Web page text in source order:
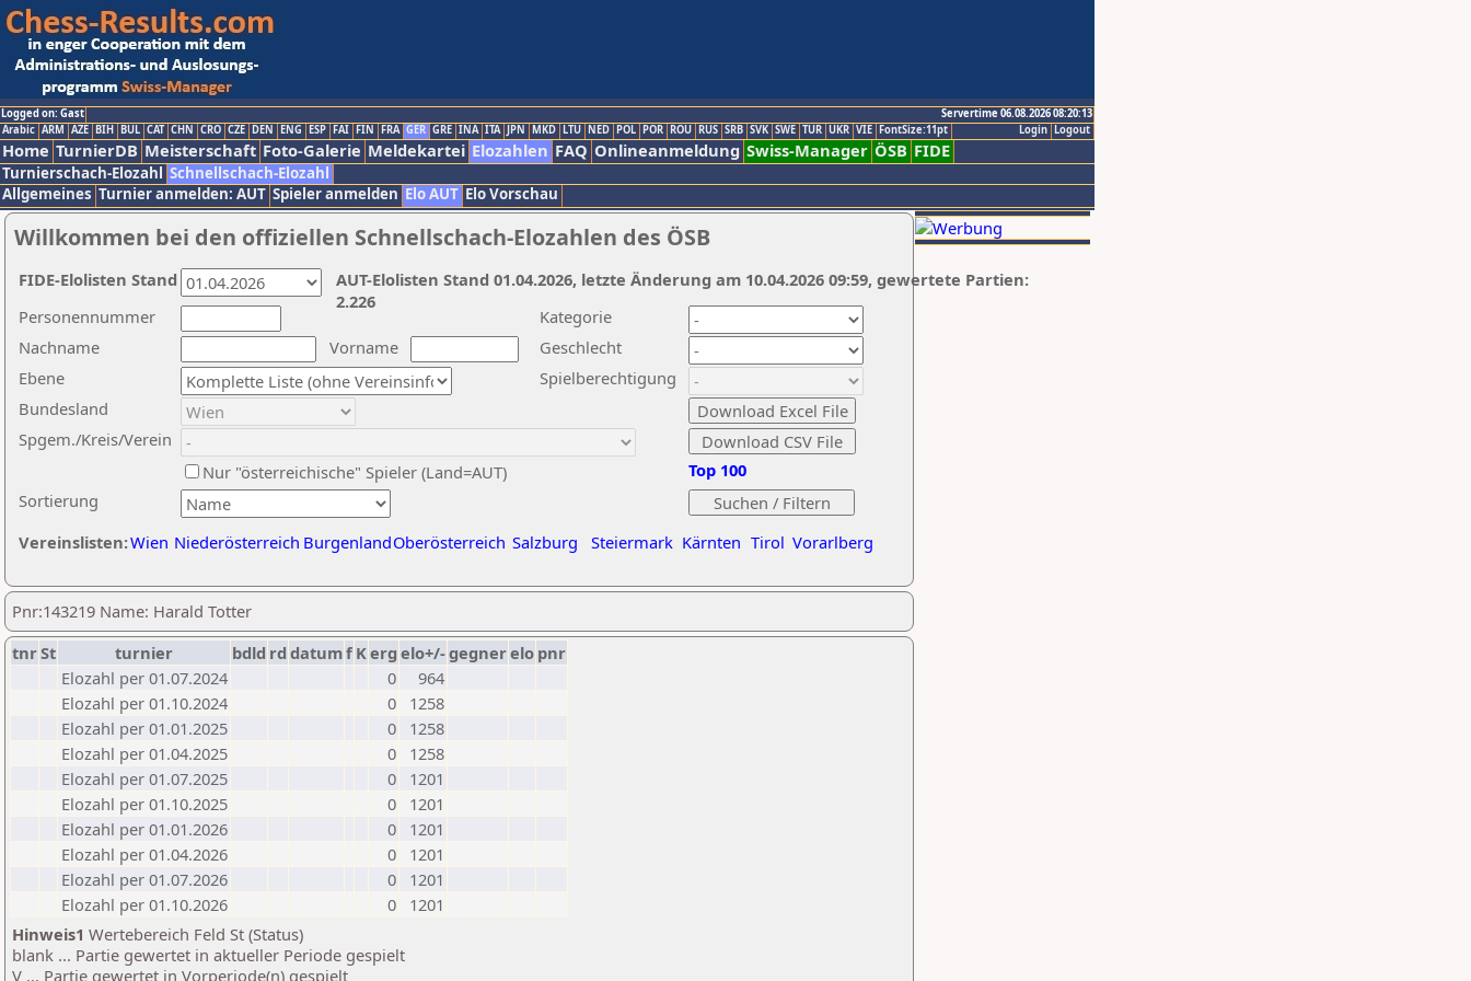
Logged on: Gast
Servertime 06.08.2026 08:20:13
Logout
Login
Arabic ARM AZE BIH BUL CAT CHN CRO CZE DEN ENG ESP FAI FIN FRA GER GRE INA ITA JPN MKD LTU NED POL POR ROU RUS SRB SVK SWE TUR UKR VIE FontSize:11pt
Home TurnierDB Meisterschaft Foto-Galerie Meldekartei Elozahlen FAQ Onlineanmeldung Swiss-Manager ÖSB FIDE
Turnierschach-Elozahl Schnellschach-Elozahl
Allgemeines Turnier anmelden: AUT Spieler anmelden Elo AUT Elo Vorschau
Willkommen bei den offiziellen Schnellschach-Elozahlen des ÖSB
Nachname
Vorname
Ebene
Kategorie
Sortierung
Personennummer
Bundesland
Spgem./Kreis/Verein
Geschlecht
Nur "österreichische" Spieler (Land=AUT)
Spielberechtigung
Vereinslisten:Wien Niederösterreich BurgenlandOberösterreich Salzburg Steiermark Kärnten Tirol Vorarlberg
Top 100
AUT-Elolisten Stand 01.04.2026, letzte Änderung am 10.04.2026 09:59, gewertete Partien:
2.226
FIDE-Elolisten Stand
Pnr:143219 Name: Harald Totter
tnrSt turnier bdld rd datumf Kerg elo+/-gegnerelo pnr
Elozahl per 01.07.2024
0
964
Elozahl per 01.10.2024
0
1258
Elozahl per 01.01.2025
0
1258
Elozahl per 01.04.2025
0
1258
Elozahl per 01.07.2025
0
1201
Elozahl per 01.10.2025
0
1201
Elozahl per 01.01.2026
0
1201
Elozahl per 01.04.2026
0
1201
Elozahl per 01.07.2026
0
1201
Elozahl per 01.10.2026
0
1201
Hinweis1 Wertebereich Feld St (Status)
blank ... Partie gewertet in aktueller Periode gespielt
V ... Partie gewertet in Vorperiode(n) gespielt